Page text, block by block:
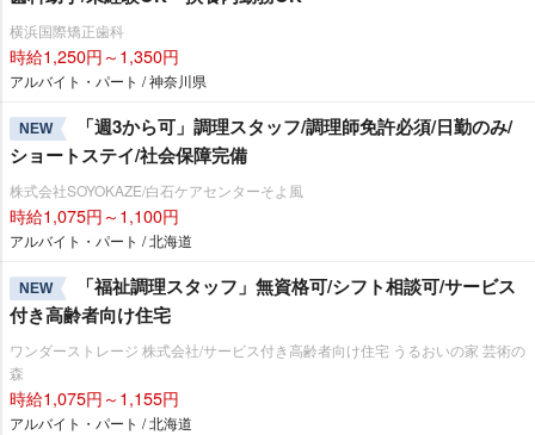
横浜国際矯正歯科
時給1,250円～1,350円
アルバイト・パート / 神奈川県
NEW
「週3から可」調理スタッフ/調理師免許必須/日勤のみ/
ショートステイ/社会保障完備
株式会社SOYOKAZE/白石ケアセンターそよ風
時給1,075円～1,100円
アルバイト・パート / 北海道
NEW
「福祉調理スタッフ」無資格可/シフト相談可/サービス
付き高齢者向け住宅
ワンダーストレージ 株式会社/サービス付き高齢者向け住宅 うるおいの家 芸術の
森
時給1,075円～1,155円
アルバイト・パート / 北海道